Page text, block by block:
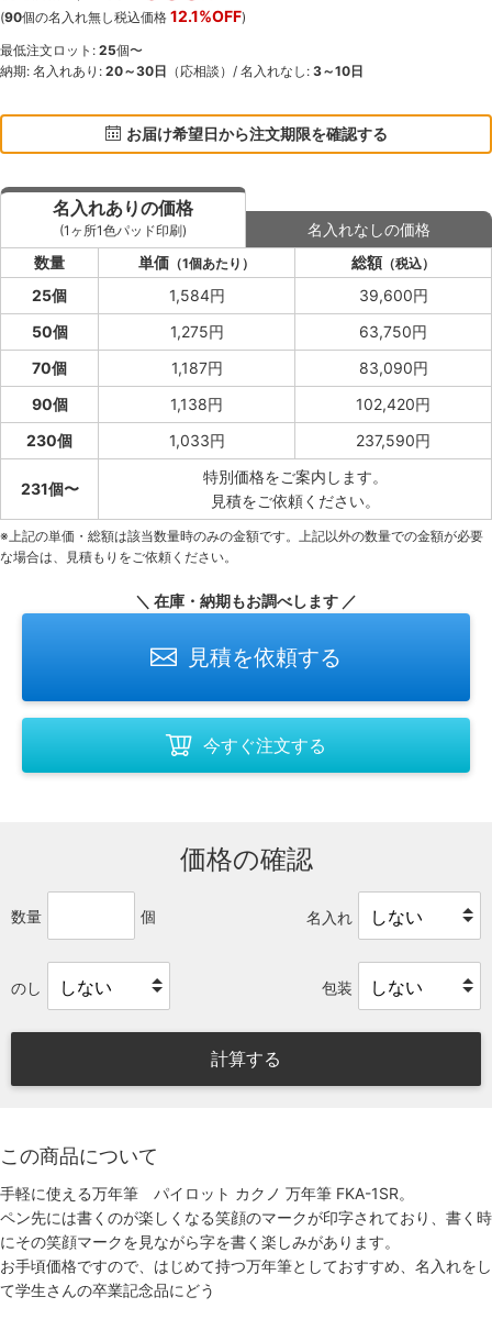
(90個の名入れ無し税込価格 12.1%OFF)
最低注文ロット: 25個〜
納期: 名入れあり: 20～30日 （応相談）/ 名入れなし: 3～10日
お届け希望日から注文期限を確認する
名入れありの価格
(1ヶ所1色パッド印刷)
名入れなしの価格
数量
単価 （1個あたり） 総額 （税込）
25個 1,584円
39,600円
50個
1,275円
63,750円
70個
1,187円
83,090円
90個
1,138円
102,420円
230個
1,033円 237,590円
231個〜
特別価格をご案内します。
見積をご依頼ください。
※上記の単価・総額は該当数量時のみの金額です。上記以外の数量での金額が必要
な場合は、見積もりをご依頼ください。
＼ 在庫・納期もお調べします ／
見積を依頼する
今すぐ注文する
価格の確認
数量 個 名入れ
のし 包装
計算する
この商品について
手軽に使える万年筆 パイロット カクノ 万年筆 FKA-1SR。
ペン先には書くのが楽しくなる笑顔のマークが印字されており、書く時
にその笑顔マークを見ながら字を書く楽しみがあります。
お手頃価格ですので、はじめて持つ万年筆としておすすめ、名入れをし
て学生さんの卒業記念品にどう